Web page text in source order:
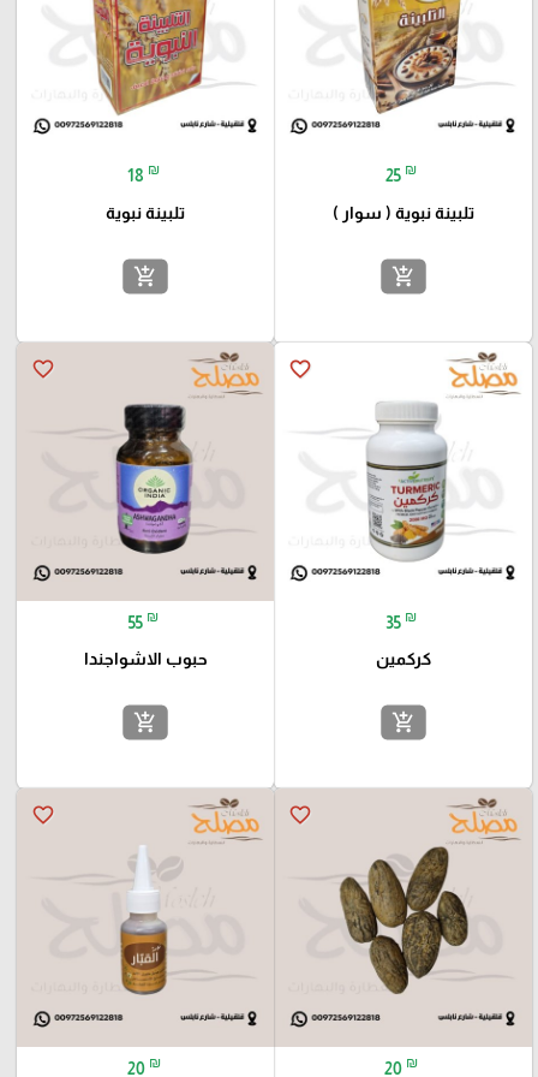
25 ₪
تلبينة نبوية ( سوار )
add_shopping_cart
18 ₪
تلبينة نبوية
add_shopping_cart
favorite_border
35 ₪
كركمين
add_shopping_cart
favorite_border
55 ₪
حبوب الاشواجندا
add_shopping_cart
favorite_border
20 ₪
favorite_border
20 ₪